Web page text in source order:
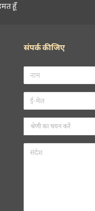
हूँ
संपर्क कीजिए